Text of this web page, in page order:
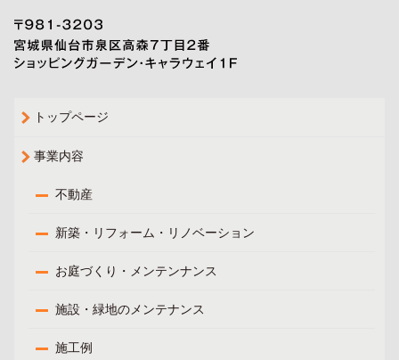
トップページ
事業内容
不動産
新築・リフォーム・リノベーション
お庭づくり・メンテンナンス
施設・緑地のメンテナンス
施工例